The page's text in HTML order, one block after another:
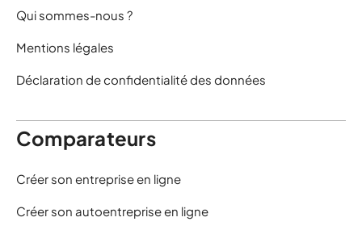
Qui sommes-nous ?
Mentions légales
Déclaration de confidentialité des données
Comparateurs
Créer son entreprise en ligne
Créer son autoentreprise en ligne